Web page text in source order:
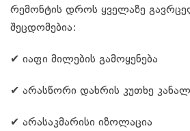
რემონტის დროს ყველაზე
შეცდომებია:
✔ იაფი მილების გამოყენება
✔ არასწორი დახრის კუთხე
✔ არასაკმარისი იზოლაცია